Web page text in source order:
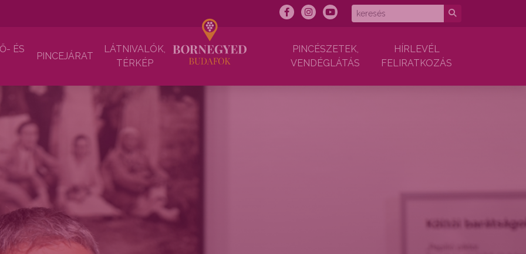
ÉS
PINCEJÁRAT
LÁTNIVALÓK,
TÉRKÉP
PINCÉSZETEK,
VENDÉGLÁTÁS
HÍRLEVÉL
FELIRATKOZÁS